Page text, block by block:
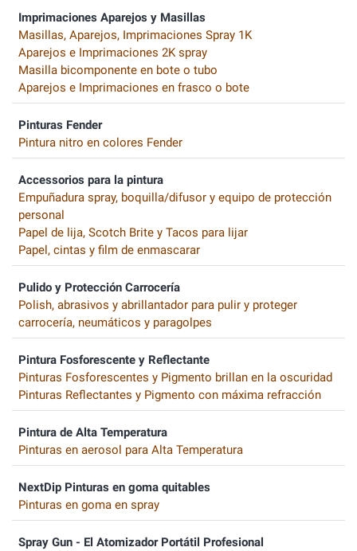
Imprimaciones Aparejos y Masillas
Masillas, Aparejos, Imprimaciones Spray 1K
Aparejos e Imprimaciones 2K spray
Masilla bicomponente en bote o tubo
Aparejos e Imprimaciones en frasco o bote
Pinturas Fender
Pintura nitro en colores Fender
Accessorios para la pintura
Empuñadura spray, boquilla/difusor y equipo de protección
personal
Papel de lija, Scotch Brite y Tacos para lijar
Papel, cintas y film de enmascarar
Pulido y Protección Carrocería
Polish, abrasivos y abrillantador para pulir y proteger
carrocería, neumáticos y paragolpes
Pintura Fosforescente y Reflectante
Pinturas Fosforescentes y Pigmento brillan en la oscuridad
Pinturas Reflectantes y Pigmento con máxima refracción
Pintura de Alta Temperatura
Pinturas en aerosol para Alta Temperatura
NextDip Pinturas en goma quitables
Pinturas en goma en spray
Spray Gun - El Atomizador Portátil Profesional